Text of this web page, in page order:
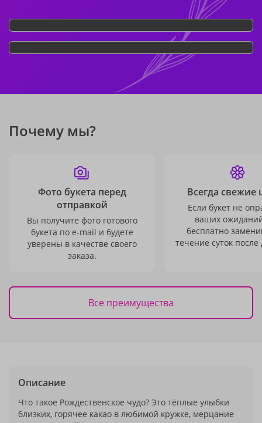
Почему мы?
Фото букета перед
отправкой
Вы получите фото готового
букета по e-mail и будете
уверены в качестве своего
заказа.
Всегда свежие
Если букет не
ваших
бесплатно
течение суток после
Все преимущества
Описание
Что такое Рождественское чудо? Это тёплые улыбки
близких, горячее какао в любимой кружке, мерцание